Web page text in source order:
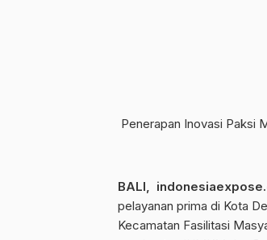
Penerapan Inovasi Paksi
BALI,
pelayanan prima di Kota
Kecamatan Fasilitasi